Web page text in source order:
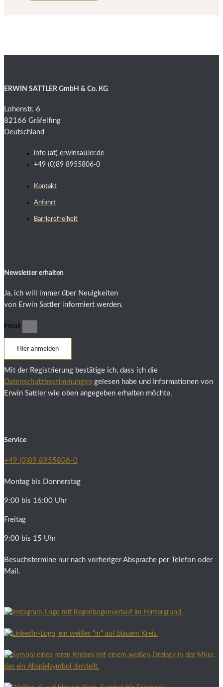
ERWIN SATTLER GmbH & Co. KG
Lohenstr. 6
82166 Gräfelfing
Deutschland
info (at) erwinsattler.de
+49 (0)89 8955806-0
Kontakt
Anfahrt
Barrierefreiheit
Newsletter erhalten
Ja, ich will immer über Neuigkeiten
von Erwin Sattler informiert werden.
Email
Hier anmelden
Mit der Registrierung bestätige ich, dass ich die
Datenschutzbestimmungen gelesen habe und Informationen von
Erwin Sattler wie oben angegeben erhalten möchte.
Service
+49 (0)89 8955806-0
Montag bis Donnerstag
9:00 bis 16:00 Uhr
Freitag
9:00 bis 15 Uhr
Besuchstermine nur nach vorheriger Absprache per Telefon oder
Mail.